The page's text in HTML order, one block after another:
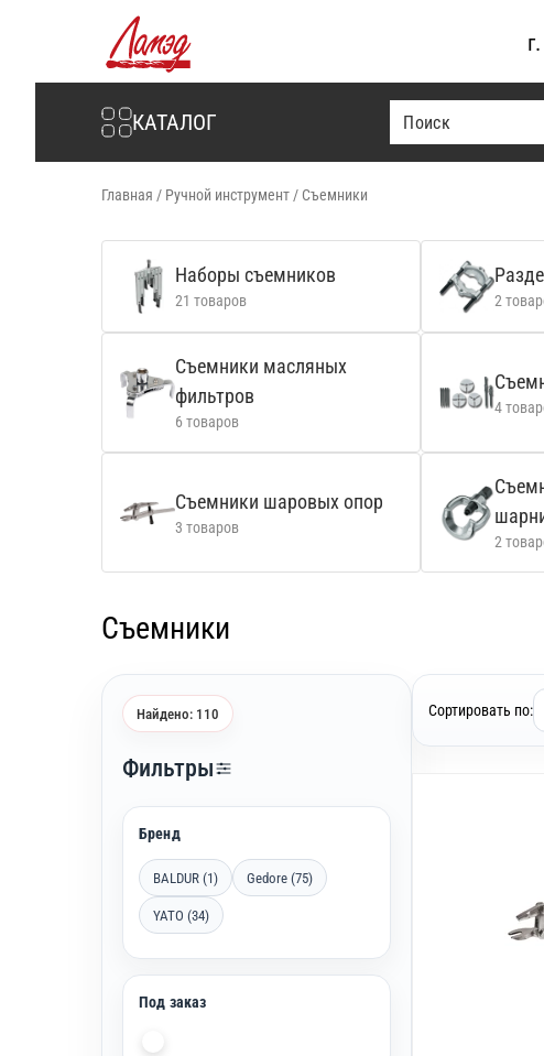
Интернет-магазин Ламэд
КАТАЛОГ
Главная / Ручной инструмент / Съемники
Наборы съемников
21 товаров 2
Съемники масляных
фильтров
6 товаров
4
Съемники шаровых опор
3 товаров
2
Съемники
Найдено: 110
Фильтры
Бренд
BALDUR (1) Gedore (75)
YATO (34)
Под заказ
Сортировать по: